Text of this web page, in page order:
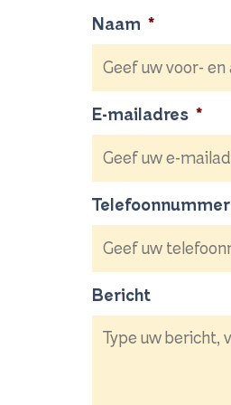
Naam *
E-mailadres *
Telefoonnummer
Bericht